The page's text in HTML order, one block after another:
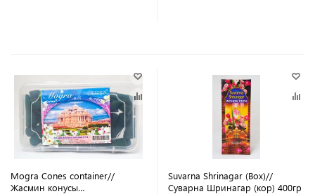
Mogra Cones container//
Жасмин конусы
Suvarna Shrinagar (Box)//
Суварна Шринагар (кор) 400гр